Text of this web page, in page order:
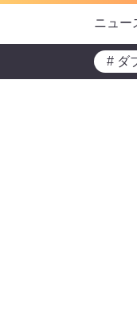
ニュー
# ダ